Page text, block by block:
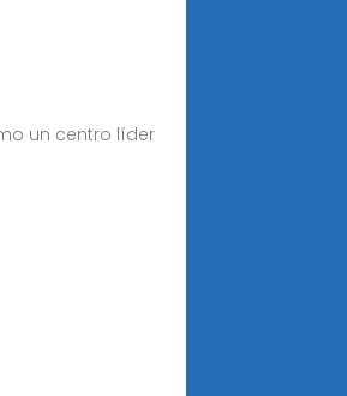
un centro líder